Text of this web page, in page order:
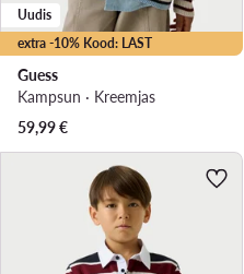
extra -10% Kood: LAST
Uudis
Guess
Kampsun · Kreemjas
59,99€